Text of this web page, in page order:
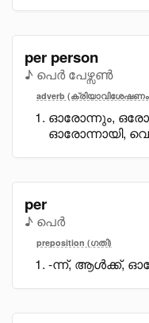
per person
♪ പെർ പേഴ്സൺ
adverb
ഓരോന്നും,
ഓരോന്നായി,
per
♪ പെർ
preposition (ഗതി)
-ന്ന്, ആൾക്ക്,